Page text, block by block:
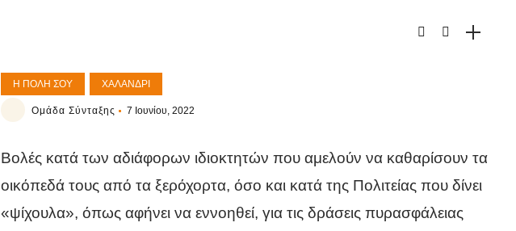
Η ΠΌΛΗ ΣΟΥ ΧΑΛΆΝΔΡΙ
Ομάδα Σύνταξης 7 Ιουνίου, 2022
Βολές κατά των αδιάφορων ιδιοκτητών που αμελούν να καθαρίσουν τα
οικόπεδά τους από τα ξερόχορτα, όσο και κατά της Πολιτείας που δίνει
«ψίχουλα», όπως αφήνει να εννοηθεί, για τις δράσεις πυρασφάλειας